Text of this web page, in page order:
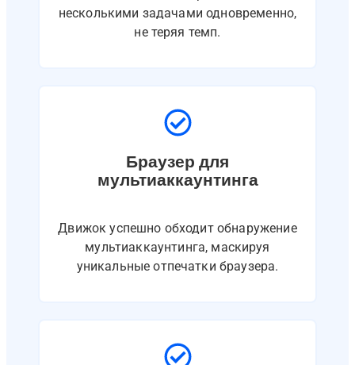
несколькими задачами одновременно,
не теряя темп.
Браузер для
мультиаккаунтинга
Движок успешно обходит обнаружение
мультиаккаунтинга, маскируя
уникальные отпечатки браузера.